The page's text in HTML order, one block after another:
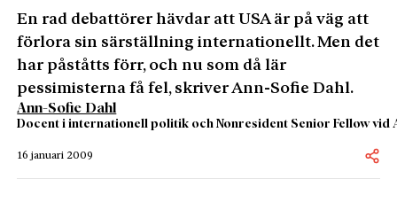
En rad debattörer hävdar att USA är på väg att
förlora sin särställning internationellt. Men det
har påståtts förr, och nu som då lär
pessimisterna få fel, skriver Ann-Sofie Dahl.
Ann-Sofie Dahl
Docent i internationell politik och Nonresident Senior Fellow vid
16 januari 2009